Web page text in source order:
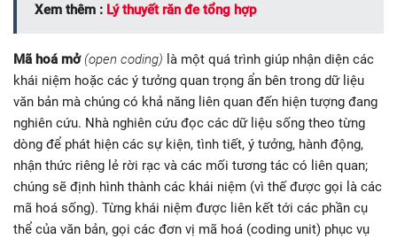
Xem thêm : Lý thuyết răn đe tổng hợp
Mã hoá mở(open coding) là một quá trình giúp nhận diện các
khái niệm hoặc các ý tưởng quan trọng ẩn bên trong dữ liệu
văn bản mà chúng có khả năng liên quan đến hiện tượng đang
nghiên cứu. Nhà nghiên cứu đọc các dữ liệu sống theo từng
dòng để phát hiện các sự kiện, tình tiết, ý tưởng, hành động,
nhận thức riêng lẻ rời rạc và các mối tương tác có liên quan;
chúng sẽ định hình thành các khái niệm (vì thế được gọi là các
mã hoá sống). Từng khái niệm được liên kết tới các phần cụ
thể của văn bản, gọi các đơn vị mã hoá (coding unit) phục vụ